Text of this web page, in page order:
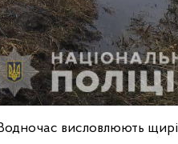
висловлюють щирі